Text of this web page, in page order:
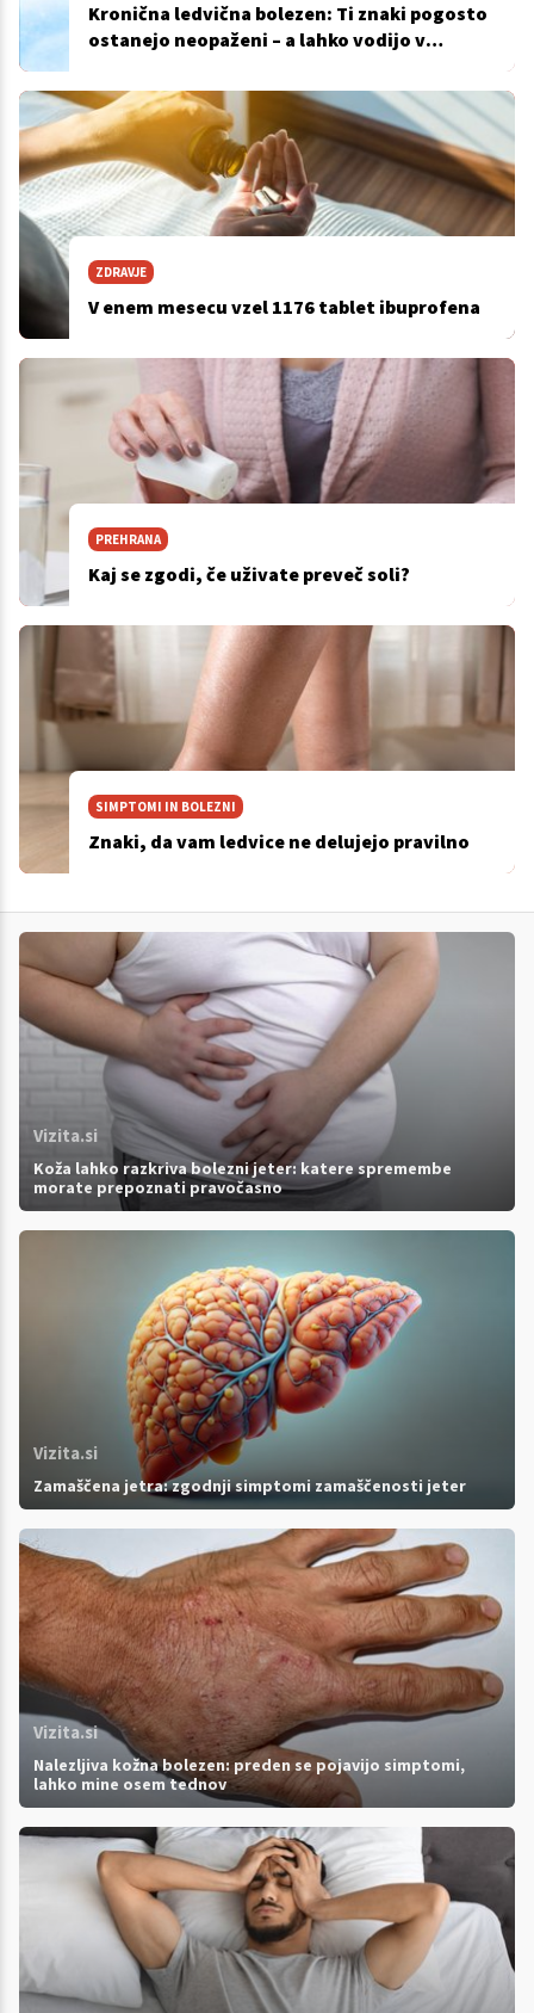
Kronična ledvična bolezen: Ti znaki pogosto
ostanejo neopaženi – a lahko vodijo v
ZDRAVJE
V enem mesecu vzel 1176 tablet ibuprofena
PREHRANA
Kaj se zgodi, če uživate preveč soli?
SIMPTOMI IN BOLEZNI
Znaki, da vam ledvice ne delujejo pravilno
Vizita.si
Koža lahko razkriva bolezni jeter: katere spremembe
morate prepoznati pravočasno
Vizita.si
Zamaščena jetra: zgodnji simptomi zamaščenosti jeter
Vizita.si
Nalezljiva kožna bolezen: preden se pojavijo simptomi,
lahko mine osem tednov